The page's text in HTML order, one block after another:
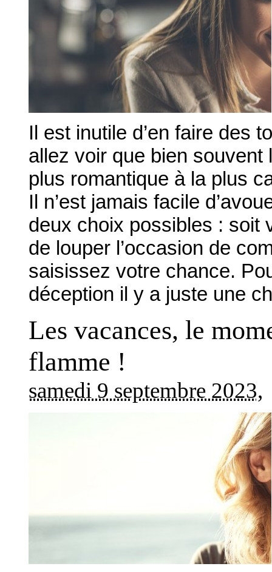
Il est inutile d’en faire des
allez voir que bien
plus romantique à la plus
Il n’est jamais facile
deux choix possibles : soit
de louper l’occasion de
saisissez votre chance.
déception il y a juste une
Les vacances, le
flamme !
samedi 9 septembre 2023,